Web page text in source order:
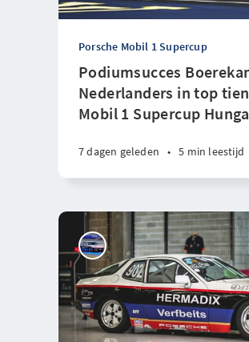
Porsche Mobil 1 Supercup
Podiumsucces
Nederlanders in top
Mobil 1 Supercup
7 dagen geleden • 5 min leestijd